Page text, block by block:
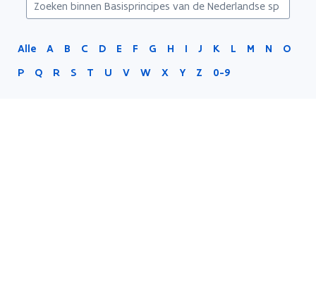
Alle A B C D E F G H I J K L M N
O
P
Q R S T U V W X Y Z 0-9